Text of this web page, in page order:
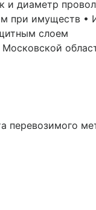
и диаметр
при имуществ •
слоем